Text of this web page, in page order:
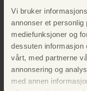
Vi bruker
annonser et
mediefunksjoner og
dessuten informasjon
vårt, med partnerne
annonsering og
med annen
Investeringssvindel